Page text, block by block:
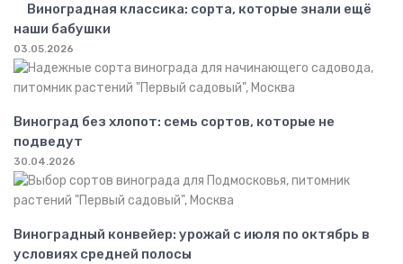
Виноградная классика: сорта, которые знали ещё
наши бабушки
03.05.2026
Виноград без хлопот: семь сортов, которые не
подведут
30.04.2026
Виноградный конвейер: урожай с июля по октябрь в
условиях средней полосы